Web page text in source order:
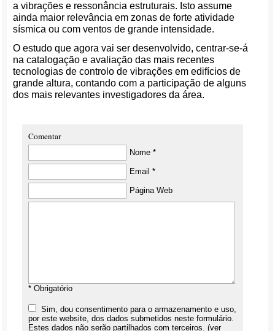
a vibrações e ressonância estruturais. Isto assume
ainda maior relevância em zonas de forte atividade
sísmica ou com ventos de grande intensidade.
O estudo que agora vai ser desenvolvido, centrar-se-á
na catalogação e avaliação das mais recentes
tecnologias de controlo de vibrações em edifícios de
grande altura, contando com a participação de alguns
dos mais relevantes investigadores da área.
Comentar
Nome *
Email *
Página Web
* Obrigatório
Sim, dou consentimento para o armazenamento e uso,
por este website, dos dados submetidos neste formulário.
Estes dados não serão partilhados com terceiros. (ver